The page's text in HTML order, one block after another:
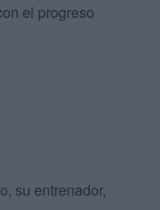
el progreso
su entrenador,